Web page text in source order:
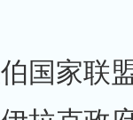
国家联